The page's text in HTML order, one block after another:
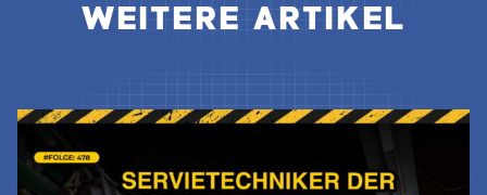
WEITERE ARTIKEL
Jetzt Lesen & Hören